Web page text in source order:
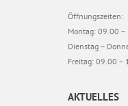
Öffnungszeiten:
Montag: 09.00
Dienstag –
Freitag: 09.00 –
AKTUELLES